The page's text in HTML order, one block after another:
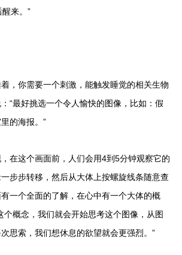
来。”
，你需要一个刺激，能触发睡觉的相关生物
“最好挑选一个令人愉快的图像，比如：假
的海报。”
在这个画面前，人们会用4到5分钟观察它的
步步转移，然后从大体上按螺旋线条随意查
一个全面的了解，在心中有一个大体的概
个概念，我们就会开始思考这个图像，从图
思索，我们想休息的欲望就会更强烈。”